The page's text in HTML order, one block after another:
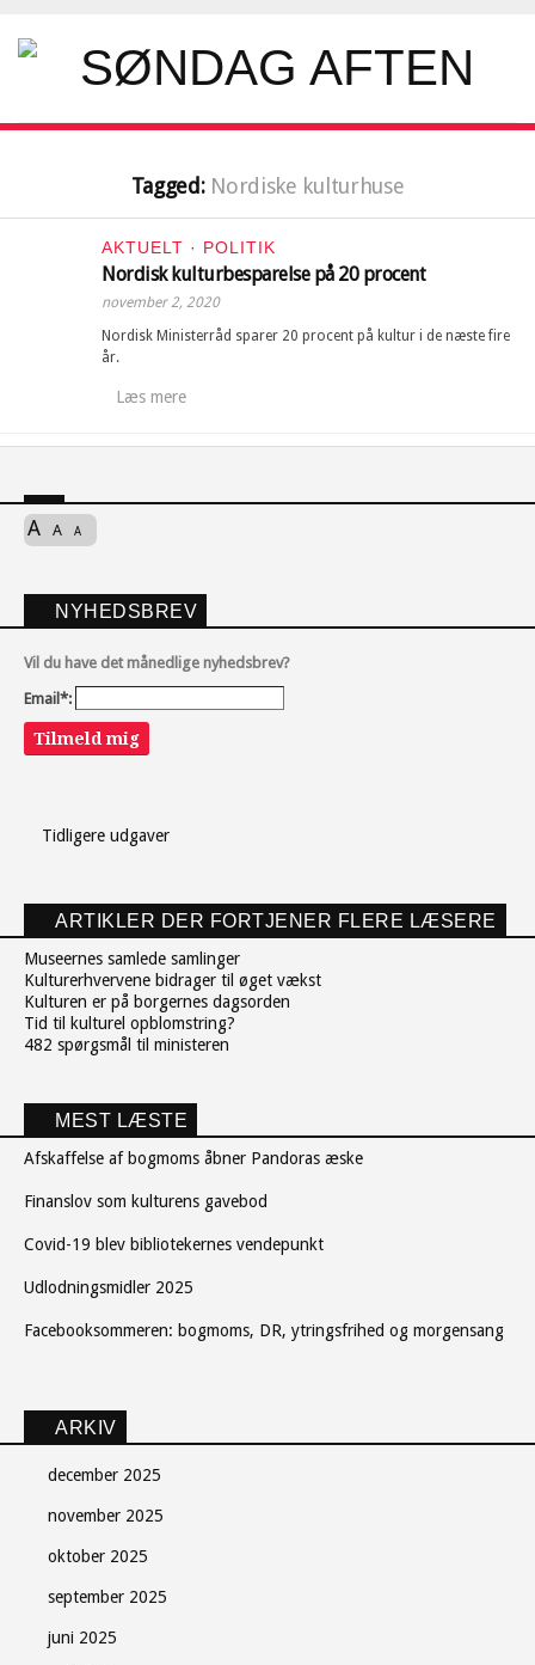
Tagged: Nordiske kulturhuse
AKTUELT · POLITIK
Nordisk kulturbesparelse på 20 procent
november 2, 2020
Nordisk Ministerråd sparer 20 procent på kultur i de næste fire
år.
Læs mere
A A A
NYHEDSBREV
Vil du have det månedlige nyhedsbrev?
Email*:
Tilmeld mig
Tidligere udgaver
ARTIKLER DER FORTJENER FLERE LÆSERE
Museernes samlede samlinger
Kulturerhvervene bidrager til øget vækst
Kulturen er på borgernes dagsorden
Tid til kulturel opblomstring?
482 spørgsmål til ministeren
MEST LÆSTE
Afskaffelse af bogmoms åbner Pandoras æske
Finanslov som kulturens gavebod
Covid-19 blev bibliotekernes vendepunkt
Udlodningsmidler 2025
Facebooksommeren: bogmoms, DR, ytringsfrihed og morgensang
ARKIV
december 2025
november 2025
oktober 2025
september 2025
juni 2025